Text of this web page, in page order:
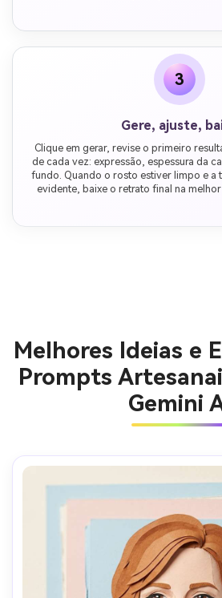
3
Gere, ajuste,
Clique em gerar, revise o primeiro
de cada vez: expressão, espessura da
fundo. Quando o rosto estiver limpo e a
evidente, baixe o retrato final na
Melhores Ideias e
Prompts
Gemini